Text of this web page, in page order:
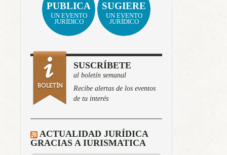
PUBLICA
UN EVENTO
JURÍDICO
SUGIERE
UN EVENTO
JURÍDICO
SUSCRÍBETE
al boletín semanal
Recibe alertas de los eventos
de tu interés
ACTUALIDAD JURÍDICA
GRACIAS A IURISMATICA